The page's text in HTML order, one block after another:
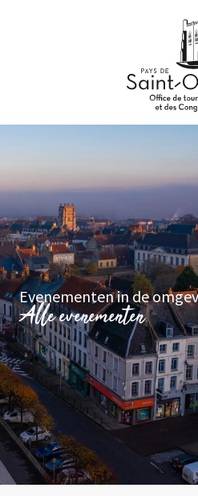
Evenementen in de
Alle evenementen